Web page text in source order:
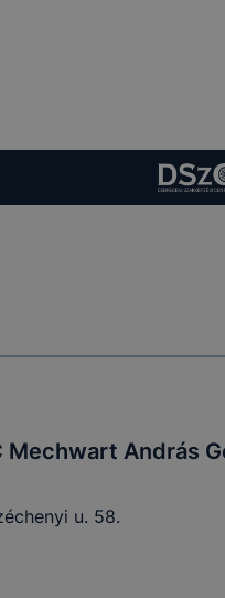
Mechwart András
u. 58.